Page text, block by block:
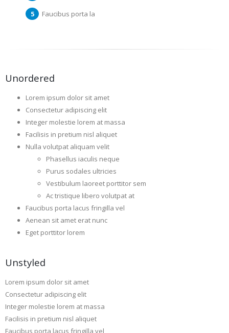
Faucibus porta la
Unordered
Lorem ipsum dolor sit amet
Consectetur adipiscing elit
Integer molestie lorem at massa
Facilisis in pretium nisl aliquet
Nulla volutpat aliquam velit
Phasellus iaculis neque
Purus sodales ultricies
Vestibulum laoreet porttitor sem
Ac tristique libero volutpat at
Faucibus porta lacus fringilla vel
Aenean sit amet erat nunc
Eget porttitor lorem
Unstyled
Lorem ipsum dolor sit amet
Consectetur adipiscing elit
Integer molestie lorem at massa
Facilisis in pretium nisl aliquet
Faucibus porta lacus fringilla vel